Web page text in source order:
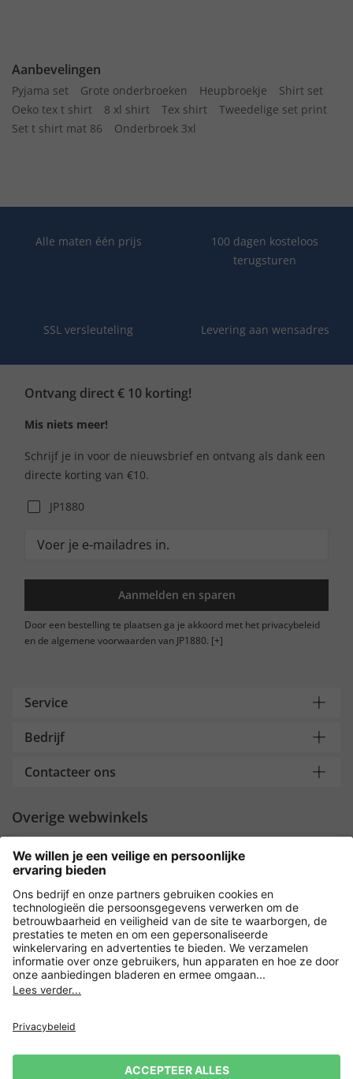
Aanbevelingen
Pyjama set Grote onderbroeken Heupbroekje
Shirt set
Oeko tex t shirt
8 xl shirt Tex shirt
Tweedelige set print
Set t shirt mat 86
Onderbroek 3xl
Alle maten één prijs
100 dagen kosteloos
terugsturen
SSL versleuteling Levering aan wensadres
Ontvang direct € 10 korting!
Mis niets meer!
Schrijf je in voor de nieuwsbrief en ontvang als dank een
directe korting van €10.
JP1880
Aanmelden en sparen
Door een bestelling te plaatsen ga je akkoord met het privacybeleid
en de algemene voorwaarden van JP1880. [+]
Service
Bedrijf
Contacteer ons
Overige webwinkels
Nederland
Payment and Delivery
Versleuteling met
Verkoopvoorwaarden
Leveringsvoorwaarden